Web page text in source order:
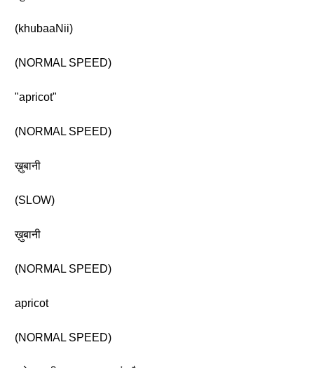
(khubaaNii)
(NORMAL SPEED)
"apricot"
(NORMAL SPEED)
ख़ुबानी
(SLOW)
ख़ुबानी
(NORMAL SPEED)
apricot
(NORMAL SPEED)